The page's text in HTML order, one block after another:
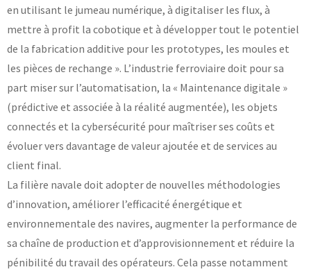
en utilisant le jumeau numérique, à digitaliser les flux, à
mettre à profit la cobotique et à développer tout le potentiel
de la fabrication additive pour les prototypes, les moules et
les pièces de rechange ». L’industrie ferroviaire doit pour sa
part miser sur l’automatisation, la « Maintenance digitale »
(prédictive et associée à la réalité augmentée), les objets
connectés et la cybersécurité pour maîtriser ses coûts et
évoluer vers davantage de valeur ajoutée et de services au
client final.
La filière navale doit adopter de nouvelles méthodologies
d’innovation, améliorer l’efficacité énergétique et
environnementale des navires, augmenter la performance de
sa chaîne de production et d’approvisionnement et réduire la
pénibilité du travail des opérateurs. Cela passe notamment